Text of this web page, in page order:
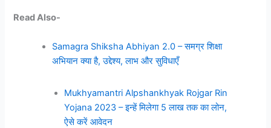
Read Also-
Samagra Shiksha Abhiyan 2.0 – समग्र शिक्षा
अभियान क्या है, उद्देश्य, लाभ और सुविधाएँ
Mukhyamantri Alpshankhyak Rojgar Rin
Yojana 2023 – इन्हें मिलेगा 5 लाख तक का लोन,
ऐसे करें आवेदन